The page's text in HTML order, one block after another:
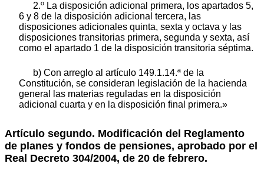
2.º La disposición adicional primera, los apartados 5,
6 y 8 de la disposición adicional tercera, las
disposiciones adicionales quinta, sexta y octava y las
disposiciones transitorias primera, segunda y sexta, así
como el apartado 1 de la disposición transitoria séptima.
b) Con arreglo al artículo 149.1.14.ª de la
Constitución, se consideran legislación de la hacienda
general las materias reguladas en la disposición
adicional cuarta y en la disposición final primera.»
Artículo segundo. Modificación del Reglamento
de planes y fondos de pensiones, aprobado por el
Real Decreto 304/2004, de 20 de febrero.